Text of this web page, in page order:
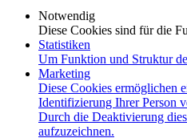
Notwendig
Diese Cookies sind für die
Statistiken
Um Funktion und Struktur
Marketing
Diese Cookies ermöglichen
Identifizierung Ihrer Person
Durch die Deaktivierung
aufzuzeichnen.